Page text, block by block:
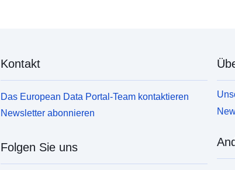
Kontakt
Das European Data Portal-Team kontaktieren
Newsletter abonnieren
Folgen Sie uns